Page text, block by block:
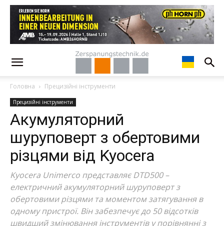
Головна Прецизійні інструменти
Прецизійні інструменти
Акумуляторний
шуруповерт з обертовими
різцями від Kyocera
Kyocera Unimerco представляє DTD500 –
електричний акумуляторний шуруповерт з
обертовими різцями та моментом затягування в
одному пристрої. Він забезпечує до 50 відсотків
швидший змінювання інструментів у порівнянні з